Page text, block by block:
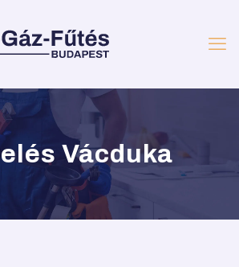
Vácduka